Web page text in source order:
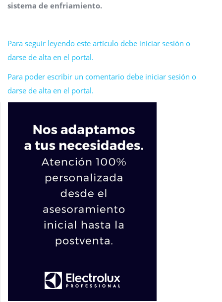
sistema de enfriamiento.
Para seguir leyendo este artículo debe iniciar sesión o
darse de alta en el portal.
Para poder escribir un comentario debe iniciar sesión o
darse de alta en el portal.